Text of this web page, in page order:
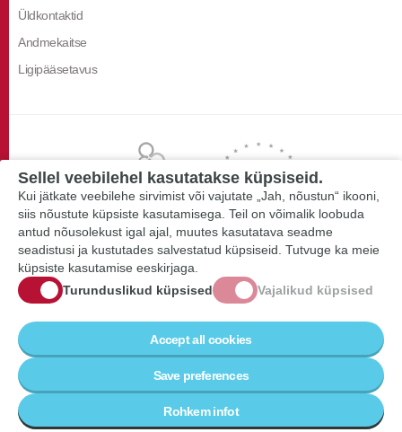
Üldkontaktid
Andmekaitse
Ligipääsetavus
Sellel veebilehel kasutatakse küpsiseid.
Kui jätkate veebilehe sirvimist või vajutate „Jah, nõustun“ ikooni,
siis nõustute küpsiste kasutamisega. Teil on võimalik loobuda
antud nõusolekust igal ajal, muutes kasutatava seadme
seadistusi ja kustutades salvestatud küpsiseid. Tutvuge ka meie
küpsiste kasutamise eeskirjaga.
Turunduslikud küpsised
Vajalikud küpsised
Accept all cookies
Save preferences
Rohkem infot